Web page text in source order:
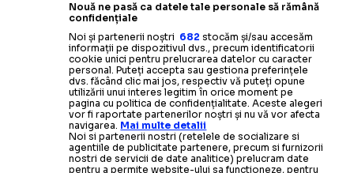
Nouă ne pasă ca datele tale personale să rămână
confidențiale
Noi și partenerii noștri 682 stocăm și/sau accesăm
informații pe dispozitivul dvs., precum identificatorii
cookie unici pentru prelucrarea datelor cu caracter
personal. Puteți accepta sau gestiona preferințele
dvs. făcând clic mai jos, respectiv vă puteți opune
utilizării unui interes legitim în orice moment pe
pagina cu politica de confidențialitate. Aceste alegeri
vor fi raportate partenerilor noștri și nu vă vor afecta
navigarea. Mai multe detalii
Noi si partenerii nostri (retelele de socializare si
agentiile de publicitate partenere, precum si furnizorii
nostri de servicii de date analitice) prelucram date
pentru a permite website-ului sa functioneze, pentru